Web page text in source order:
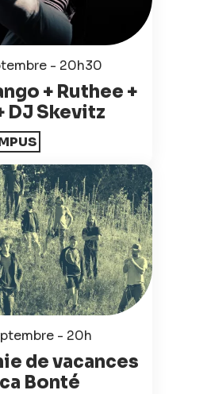
- 20h30
+ Ruthee +
DJ Skevitz
- 20h
de vacances
Bonté